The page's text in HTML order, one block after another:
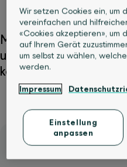
Mit dem folgenden
unsere
kontaktieren.
Mein Anliegen
Wir setzen Cookies ein, um
vereinfachen und
«Cookies akzeptieren», um
auf Ihrem Gerät
um selbst zu wählen,
werden.
Impressum
Einstellung
anpassen